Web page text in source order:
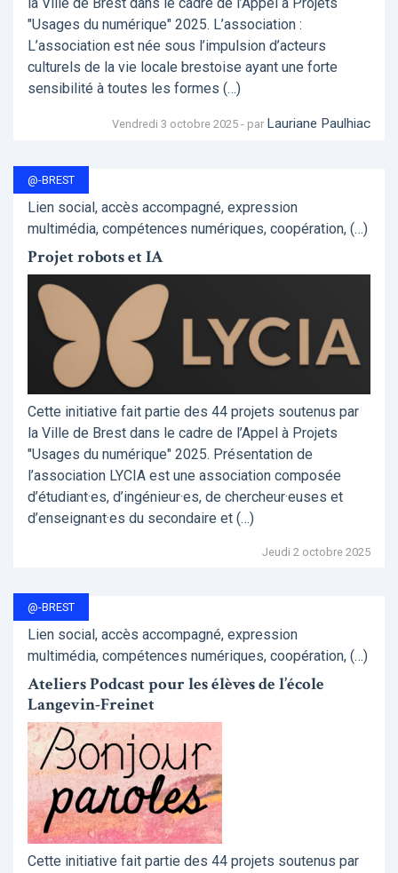
"Usages du numérique" 2025. L’association :
L’association est née sous l’impulsion d’acteurs
culturels de la vie locale brestoise ayant une forte
sensibilité à toutes les formes (…)
Vendredi 3 octobre 2025 - par Lauriane Paulhiac
@-BREST
Lien social, accès accompagné, expression
multimédia, compétences numériques, coopération, (…)
Projet robots et IA
Cette initiative fait partie des 44 projets soutenus par
la Ville de Brest dans le cadre de l’Appel à Projets
"Usages du numérique" 2025. Présentation de
l’association LYCIA est une association composée
d’étudiant·es, d’ingénieur·es, de chercheur·euses et
d’enseignant·es du secondaire et (…)
Jeudi 2 octobre 2025
@-BREST
Lien social, accès accompagné, expression
multimédia, compétences numériques, coopération, (…)
Ateliers Podcast pour les élèves de l’école
Langevin-Freinet
Cette initiative fait partie des 44 projets soutenus par